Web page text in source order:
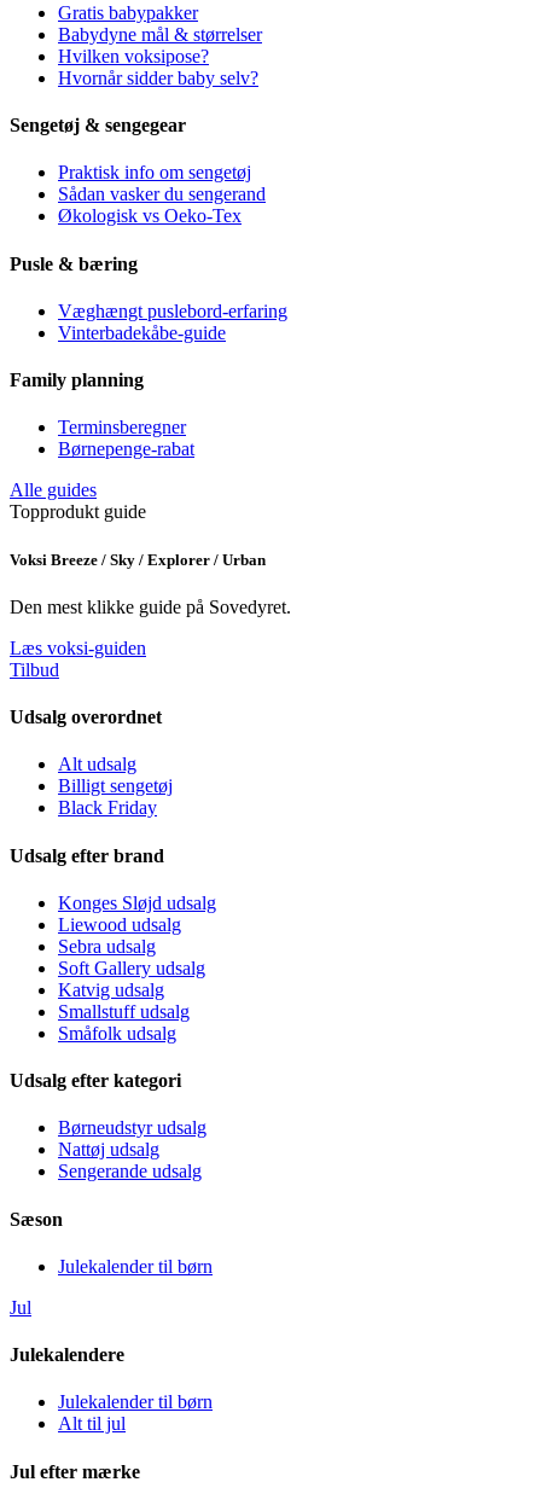
Gratis babypakker
Babydyne mål & størrelser
Hvilken voksipose?
Hvornår sidder baby selv?
Sengetøj & sengegear
Praktisk info om sengetøj
Sådan vasker du sengerand
Økologisk vs Oeko-Tex
Pusle & bæring
Væghængt puslebord-erfaring
Vinterbadekåbe-guide
Family planning
Terminsberegner
Børnepenge-rabat
Alle guides
Topprodukt guide
Voksi Breeze / Sky / Explorer / Urban
Den mest klikke guide på Sovedyret.
Læs voksi-guiden
Tilbud
Udsalg overordnet
Alt udsalg
Billigt sengetøj
Black Friday
Udsalg efter brand
Konges Sløjd udsalg
Liewood udsalg
Sebra udsalg
Soft Gallery udsalg
Katvig udsalg
Smallstuff udsalg
Småfolk udsalg
Udsalg efter kategori
Børneudstyr udsalg
Nattøj udsalg
Sengerande udsalg
Sæson
Julekalender til børn
Jul
Julekalendere
Julekalender til børn
Alt til jul
Jul efter mærke